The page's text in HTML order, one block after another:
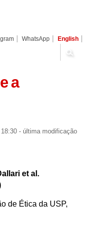
WhatsApp English
a
- última modificação
et al.
de Ética da USP,